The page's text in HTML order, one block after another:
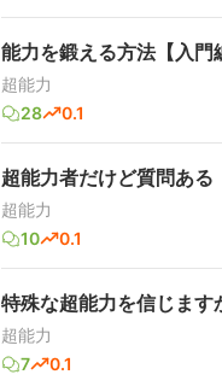
能力を鍛える方法【入門
超能力
28
0.1
超能力者だけど質問ある
超能力
10
0.1
特殊な超能力を信じます
超能力
7
0.1